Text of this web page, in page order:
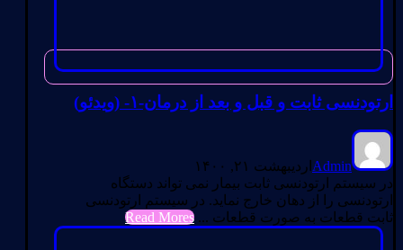
ارتودنسی ثابت و قبل و بعد از درمان-۱- (ویدئو)
Admin اردیبهشت ۲۱, ۱۴۰۰
در سیستم ارتودنسی ثابت بیمار نمی تواند دستگاه
ارتودنسی را از دهان خارج نماید. در سیستم ارتودنسی
ثابت قطعات به صورت قطعات ... Read Mores